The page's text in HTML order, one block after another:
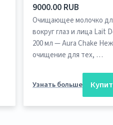
9000.00 RUB
Очищающее молочко
вокруг глаз и лица Lait
200 мл — Aura Chake
очищение для тех, …
Узнать больше